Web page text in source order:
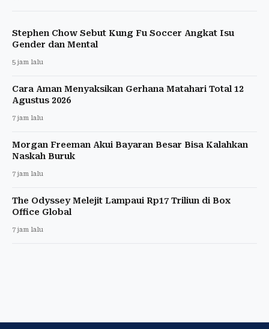
Stephen Chow Sebut Kung Fu Soccer Angkat Isu
Gender dan Mental
5 jam lalu
Cara Aman Menyaksikan Gerhana Matahari Total 12
Agustus 2026
7 jam lalu
Morgan Freeman Akui Bayaran Besar Bisa Kalahkan
Naskah Buruk
7 jam lalu
The Odyssey Melejit Lampaui Rp17 Triliun di Box
Office Global
7 jam lalu